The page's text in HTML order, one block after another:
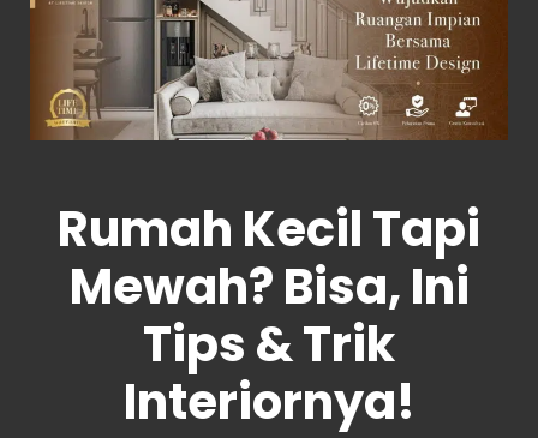
Rumah Kecil Tapi
Mewah? Bisa, Ini
Tips & Trik
Interiornya!